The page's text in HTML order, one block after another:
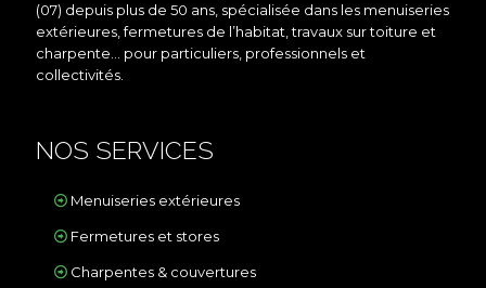
(07) depuis plus de 50 ans, spécialisée dans les menuiseries
extérieures, fermetures de l’habitat, travaux sur toiture et
charpente… pour particuliers, professionnels et
collectivités.
NOS SERVICES
Menuiseries extérieures
Fermetures et stores
Charpentes & couvertures